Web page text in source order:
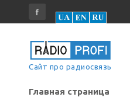
Сайт про радиосвязь
Главная страница